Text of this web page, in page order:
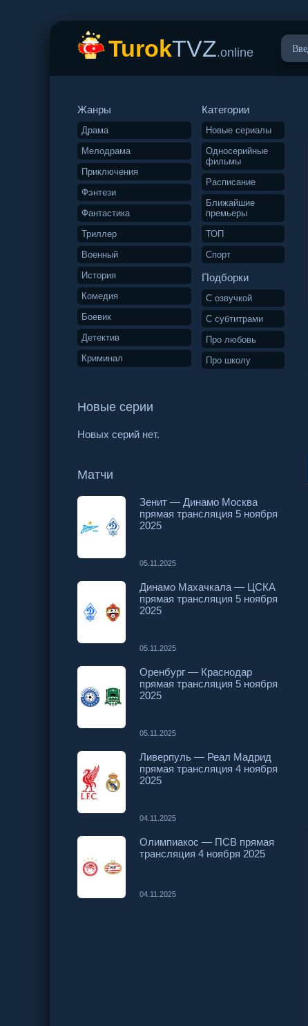
TurokTVZ.online
Жанры
Драма
Мелодрама
Приключения
Фэнтези
Фантастика
Триллер
Военный
История
Комедия
Боевик
Детектив
Криминал
Категории
Новые сериалы
Односерийные
фильмы
Расписание
Ближайшие
премьеры
ТОП
Спорт
Подборки
С озвучкой
С субтитрами
Про любовь
Про школу
Новые серии
Новых серий нет.
Матчи
Зенит — Динамо Москва
прямая трансляция 5 ноября
2025
05.11.2025
Динамо Махачкала — ЦСКА
прямая трансляция 5 ноября
2025
05.11.2025
Оренбург — Краснодар
прямая трансляция 5 ноября
2025
05.11.2025
Ливерпуль — Реал Мадрид
прямая трансляция 4 ноября
2025
04.11.2025
Олимпиакос — ПСВ прямая
трансляция 4 ноября 2025
04.11.2025